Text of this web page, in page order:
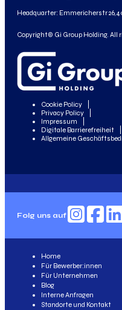
Headquarter: Emmericherstr 26,
Copyright© Gi Group Holding. All
Cookie Policy
Privacy Policy
Impressum
Digitale Barrierefreiheit
Allgemeine
Folg uns auf
Home
Für Bewerber:innen
Für Unternehmen
Blog
Interne Anfragen
Standorte und Kontakt